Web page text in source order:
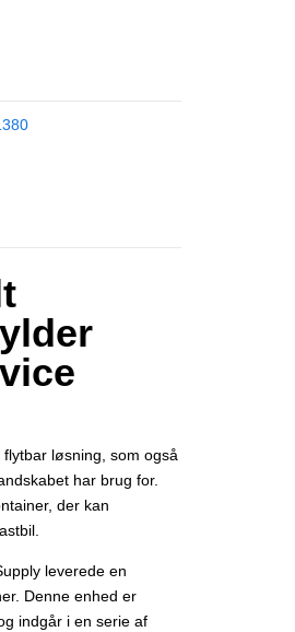
løsning, som også
har brug for.
der kan
leverede en
Denne enhed er
indgår i en serie af